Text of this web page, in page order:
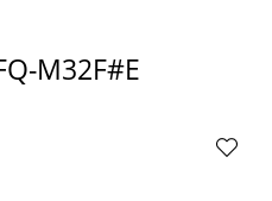
M32F#E